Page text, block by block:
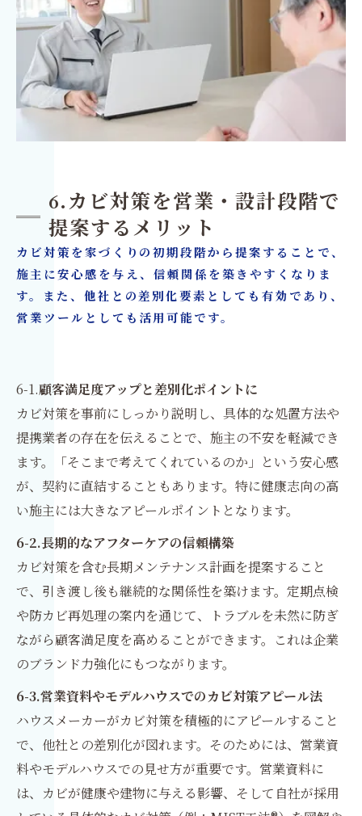
6.カビ対策を営業・設計段階で
提案するメリット
カビ対策を家づくりの初期段階から提案することで、
施主に安心感を与え、信頼関係を築きやすくなりま
す。また、他社との差別化要素としても有効であり、
営業ツールとしても活用可能です。
6-1.顧客満足度アップと差別化ポイントに
カビ対策を事前にしっかり説明し、具体的な処置方法や
提携業者の存在を伝えることで、施主の不安を軽減でき
ます。「そこまで考えてくれているのか」という安心感
が、契約に直結することもあります。特に健康志向の高
い施主には大きなアピールポイントとなります。
6-2.長期的なアフターケアの信頼構築
カビ対策を含む長期メンテナンス計画を提案すること
で、引き渡し後も継続的な関係性を築けます。定期点検
や防カビ再処理の案内を通じて、トラブルを未然に防ぎ
ながら顧客満足度を高めることができます。これは企業
のブランド力強化にもつながります。
6-3.営業資料やモデルハウスでのカビ対策アピール法
ハウスメーカーがカビ対策を積極的にアピールすること
で、他社との差別化が図れます。そのためには、営業資
料やモデルハウスでの見せ方が重要です。営業資料に
は、カビが健康や建物に与える影響、そして自社が採用